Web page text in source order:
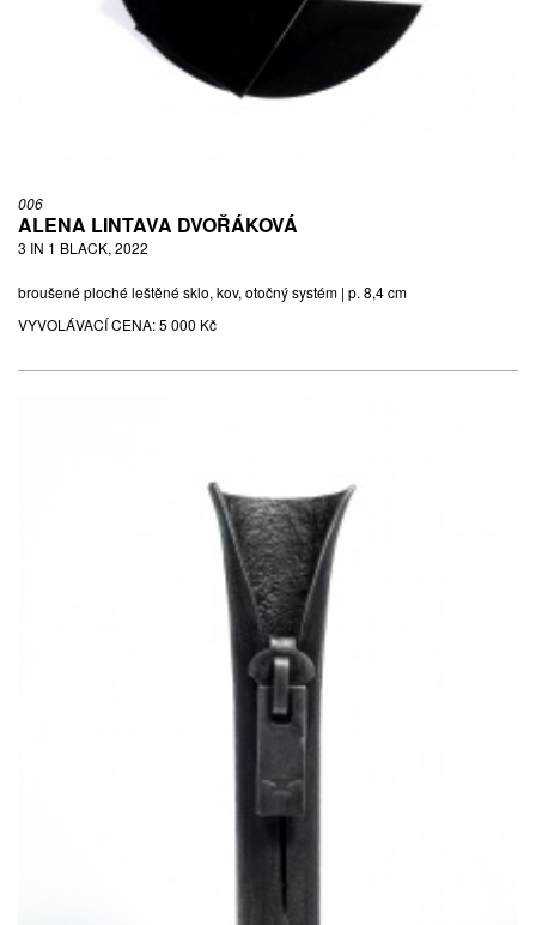
006
ALENA LINTAVA DVOŘÁKOVÁ
3 IN 1 BLACK, 2022
broušené ploché leštěné sklo, kov, otočný systém | p. 8,4 cm
VYVOLÁVACÍ CENA:5 000 Kč